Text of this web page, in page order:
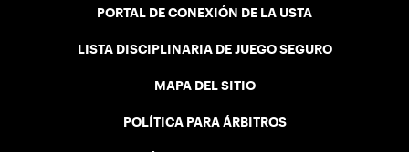
PORTAL DE CONEXIÓN DE LA USTA
LISTA DISCIPLINARIA DE JUEGO SEGURO
MAPA DEL SITIO
POLÍTICA PARA ÁRBITROS